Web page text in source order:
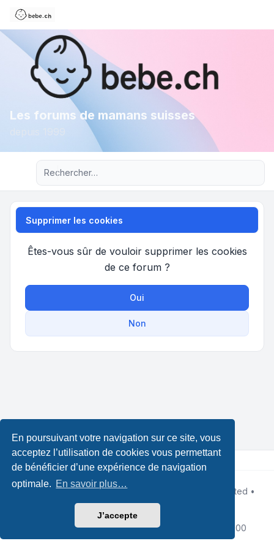
En poursuivant votre navigation sur ce site, vous
acceptez l’utilisation de cookies vous permettant
de bénéficier d’une expérience de navigation
optimale. En savoir plus…
J’accepte
Les forums de mamans suisses
Recherche avancée
Supprimer les cookies
Êtes-vous sûr de vouloir supprimer les cookies
de ce forum ?
Oui
Non
Développé parphpBB® Forum Software © phpBB Limited •
Leenoz.com
Traduction française officielle©
|Conditions|Fuseau horaire sur UTC+02:00